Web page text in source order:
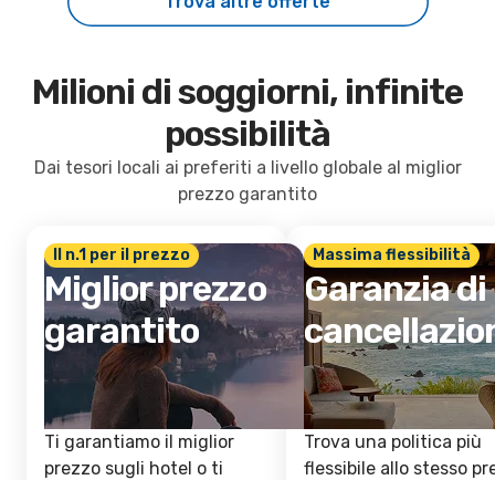
Milioni di soggiorni, infinite
possibilità
Dai tesori locali ai preferiti a livello globale al miglior
prezzo garantito
Il n.1 per il prezzo
Miglior prezzo
garantito
Ti garantiamo il miglior
prezzo sugli hotel o ti
Massima flessibilità
Garanzia di
Trova una politica più
flessibile allo stesso